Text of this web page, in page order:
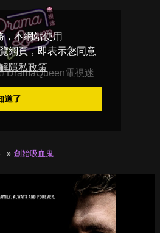
，本網站使用
網頁，即表示您同意
隱私政策
道了
DramaQueen電視迷
創始吸血鬼